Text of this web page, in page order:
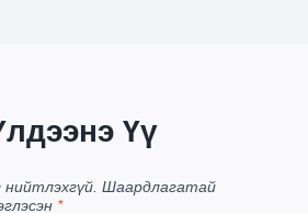
Үү
нийтлэхгүй. Шаардлагатай
*